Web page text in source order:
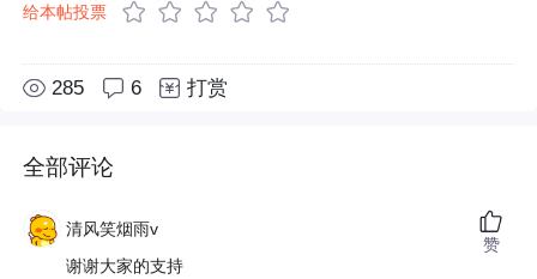
给本帖投票
285 6 打赏
全部评论
清风笑烟雨v
谢谢大家的支持
赞